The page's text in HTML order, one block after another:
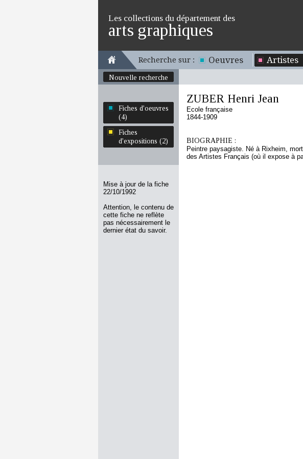
Les collections du département des
arts graphiques
Recherche sur : Oeuvres Artistes
Nouvelle recherche
Fiches d'oeuvres
(4)
Fiches
d'expositions (2)
Mise à jour de la fiche
22/10/1992
Attention, le contenu de
cette fiche ne reflète
pas nécessairement le
dernier état du savoir.
ZUBER Henri Jean
Ecole française
1844-1909
BIOGRAPHIE :
Peintre paysagiste. Né à Rixheim,
des Artistes Français (où il expose à